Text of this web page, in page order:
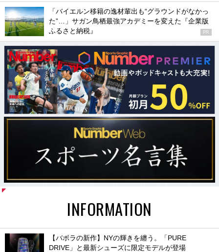
「バイエルン移籍の逸材輩出も“グラウンドがなかっ
た”…」サガン鳥栖最強アカデミーを変えた『企業版
ふるさと納税』
PR
INFORMATION
【バボラの新作】NYの輝きを纏う。「PURE
DRIVE」と最新シューズに限定モデルが登場